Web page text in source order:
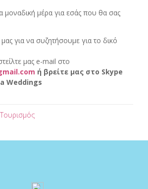
μοναδική μέρα για εσάς που θα σας
για να συζητήσουμε για το δικό
μας e-mail στο
ή βρείτε μας στο Skype
Weddings